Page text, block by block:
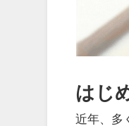
はじ
近年、多